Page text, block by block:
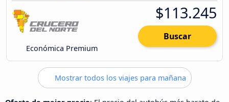
Económica Premium
$113.245
Buscar
Mostrar todos los viajes para mañana